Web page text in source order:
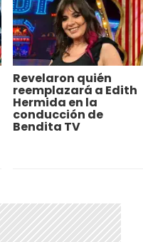
Revelaron quién
reemplazará a Edith
Hermida en la
conducción de
Bendita TV